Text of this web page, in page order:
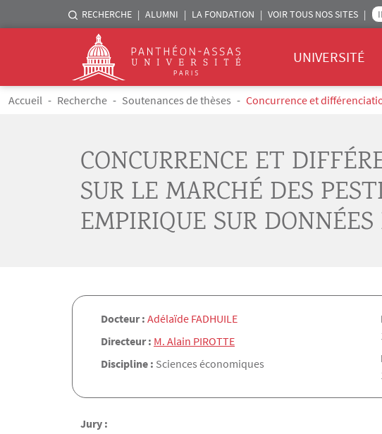
Aller au contenu principal
Menu liste sites Assas
RECHERCHE ALUMNI LA FONDATION VOIR TOUS NOS SITES
Logo
UNIVERSITÉ
Fil d'Ariane
Accueil Recherche Soutenances de thèses Concurrence et
CONCURRENCE ET
SUR LE MARCHÉ DES
EMPIRIQUE SUR DONNÉES
Docteur : Adélaïde FADHUILE
Directeur : M. Alain PIROTTE
Discipline : Sciences économiques
Jury :